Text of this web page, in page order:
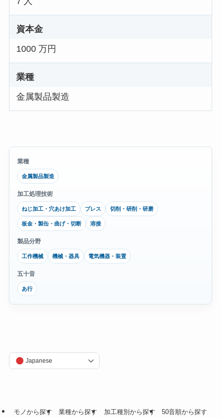
資本金
1000 万円
業種
金属製品製造
業種
金属製品製造
加工処理技術
ねじ加工・穴あけ加工 プレス 切削・研削・研磨
板金・製缶・曲げ・切断 溶接
製品分野
工作機械 機械・器具 電気機器・装置
五十音
あ行
Japanese
モノから探す 業種から探す 加工種別から探す 50音順から探す